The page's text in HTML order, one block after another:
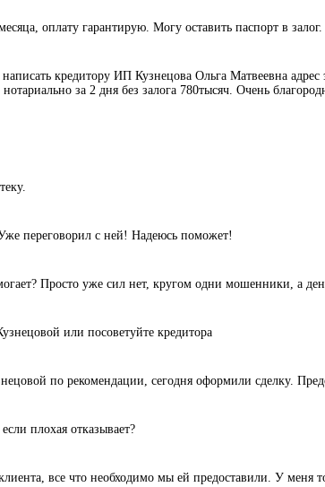
оплату гарантирую. Могу оставить паспорт в залог.
кредитору ИП Кузнецова Ольга Матвеевна
за 2 дня без залога 780тысяч. Очень
переговорил с ней! Надеюсь поможет!
Просто уже сил нет, кругом одни мошенники, а
или посоветуйте кредитора
по рекомендации, сегодня оформили сделку.
плохая отказывает?
все что необходимо мы ей предоставили. У меня